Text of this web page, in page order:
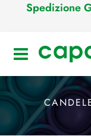
Spedizione
Open